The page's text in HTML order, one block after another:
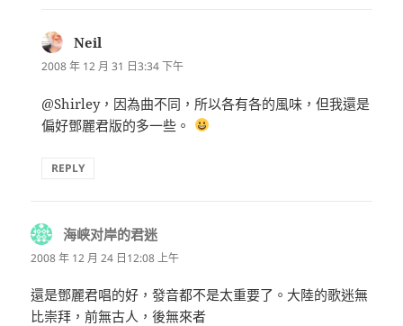
Neil
示:
2008 年 12 月 31 日3:34 下午
@Shirley，因為曲不同，所以各有各的風味，但我還是
偏好鄧麗君版的多一些。
REPLY
海峡对岸的君迷
示:
2008 年 12 月 24 日12:08 上午
還是鄧麗君唱的好，發音都不是太重要了。大陸的歌迷無
比崇拜，前無古人，後無來者